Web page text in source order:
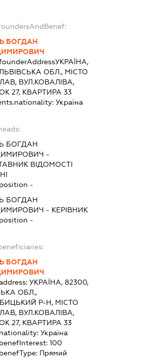
БОГДАН
УКРАЇНА,
ОБЛ., МІСТО
ВУЛ.КОВАЛІВА,
27, КВАРТИРА 33
Україна
БОГДАН
-
ВІДОМОСТІ
-
БОГДАН
- КЕРІВНИК
-
БОГДАН
УКРАЇНА, 82300,
ОБЛ.,
Р-Н, МІСТО
ВУЛ.КОВАЛІВА,
27, КВАРТИРА 33
Україна
100
Прямий